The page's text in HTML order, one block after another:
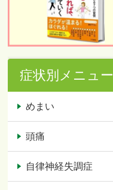
症状別メニュー
めまい
頭痛
自律神経失調症